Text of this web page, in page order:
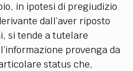
in ipotesi di pregiudizio
dall’aver riposto
si tende a tutelare
provenga da
status che,